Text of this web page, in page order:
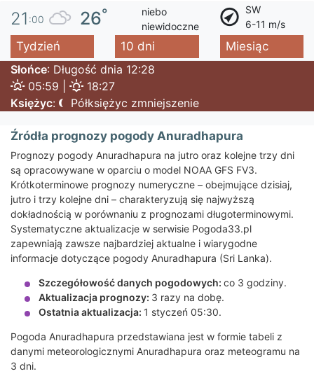
21 :00 26°
niebo
niewidoczne
SW
6-11 m/s
Tydzień 10 dni
Miesiąc
Słońce: Długość dnia 12:28
05:59 |
18:27
Księżyc: Półksiężyc zmniejszenie
Źródła prognozy pogody Anuradhapura
Prognozy pogody Anuradhapura na jutro oraz kolejne trzy dni
są opracowywane w oparciu o model NOAA GFS FV3.
Krótkoterminowe prognozy numeryczne – obejmujące dzisiaj,
jutro i trzy kolejne dni – charakteryzują się najwyższą
dokładnością w porównaniu z prognozami długoterminowymi.
Systematyczne aktualizacje w serwisie Pogoda33.pl
zapewniają zawsze najbardziej aktualne i wiarygodne
informacje dotyczące pogody Anuradhapura (Sri Lanka).
Szczegółowość danych pogodowych: co 3 godziny.
Aktualizacja prognozy: 3 razy na dobę.
Ostatnia aktualizacja: 1 styczeń 05:30.
Pogoda Anuradhapura przedstawiana jest w formie tabeli z
danymi meteorologicznymi Anuradhapura oraz meteogramu na
3 dni.